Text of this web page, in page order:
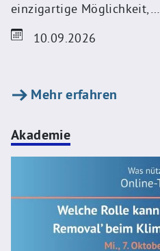
einzigartige Möglichkeit,…
10.09.2026
Mehr erfahren
Akademie